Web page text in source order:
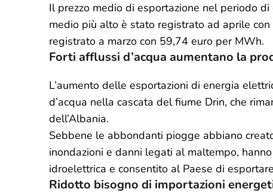
Il prezzo medio di esportazione nel periodo
medio più alto è stato registrato ad aprile
registrato a marzo con 59,74 euro per MWh.
Forti afflussi d’acqua aumentano la
L’aumento delle esportazioni di energia
d’acqua nella cascata del fiume Drin, che
dell’Albania.
Sebbene le abbondanti piogge abbiano
inondazioni e danni legati al maltempo,
idroelettrica e consentito al Paese di
Ridotto bisogno di importazioni